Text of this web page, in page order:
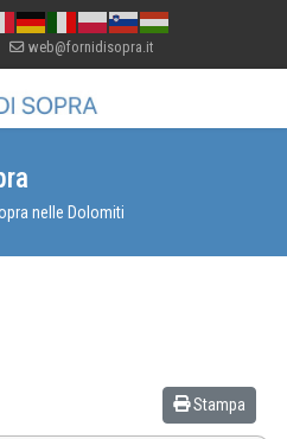
web@fornidisopra.it
nelle Dolomiti
Stampa